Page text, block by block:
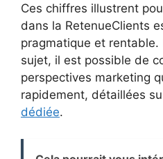
Ces chiffres illustrent
dans la RetenueClients
pragmatique et rentable.
sujet, il est possible de
perspectives marketing
rapidement, détaillées
dédiée.